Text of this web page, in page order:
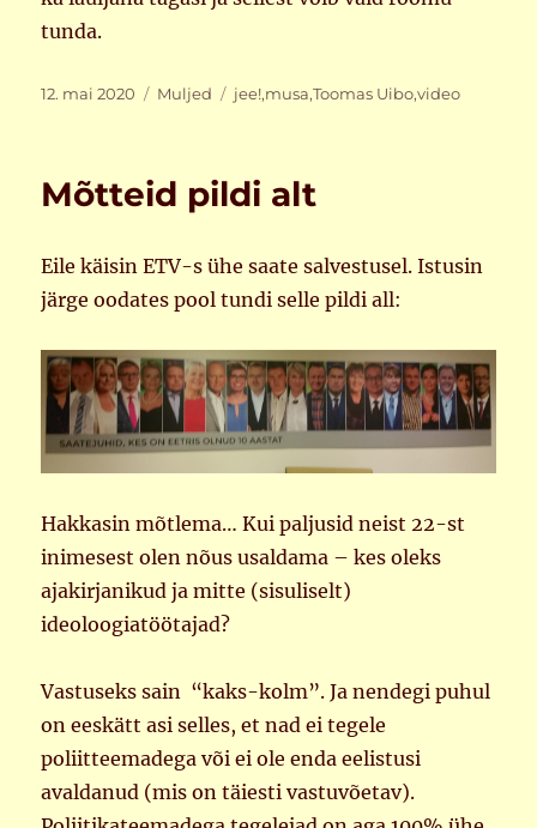
tunda.
Postitatud
12. mai 2020 Rubriigid
Muljed Sildid
jee!,musa,Toomas Uibo,video
Mõtteid pildi alt
Eile käisin ETV-s ühe saate salvestusel. Istusin
järge oodates pool tundi selle pildi all:
Hakkasin mõtlema… Kui paljusid neist 22-st
inimesest olen nõus usaldama – kes oleks
ajakirjanikud ja mitte (sisuliselt)
ideoloogiatöötajad?
Vastuseks sain “kaks-kolm”. Ja nendegi puhul
on eeskätt asi selles, et nad ei tegele
poliitteemadega või ei ole enda eelistusi
avaldanud (mis on täiesti vastuvõetav).